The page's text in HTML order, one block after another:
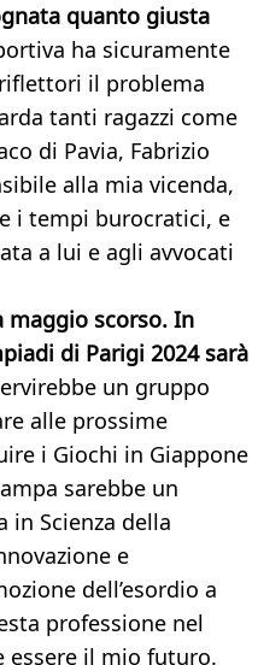
quanto giusta
ha sicuramente
il problema
tanti ragazzi come
di Pavia, Fabrizio
alla mia vicenda,
i tempi burocratici, e
a lui e agli avvocati
scorso. In
di Parigi 2024 sarà
un gruppo
alle prossime
i Giochi in Giappone
sarebbe un
in Scienza della
e
dell’esordio a
professione nel
essere il mio futuro.